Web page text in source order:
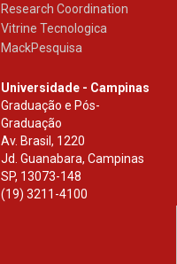
Research Coordination
Vitrine Tecnologica
MackPesquisa
Universidade - Campinas
Graduação e Pós-
Graduação
Av. Brasil, 1220
Jd. Guanabara, Campinas
SP, 13073-148
(19) 3211-4100